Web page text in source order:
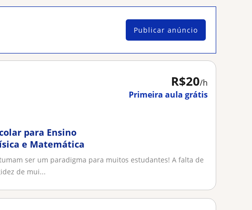
Publicar anúncio
R$20/h
Primeira aula grátis
para Ensino
e Matemática
ser um paradigma para muitos estudantes! A falta de
de mui...